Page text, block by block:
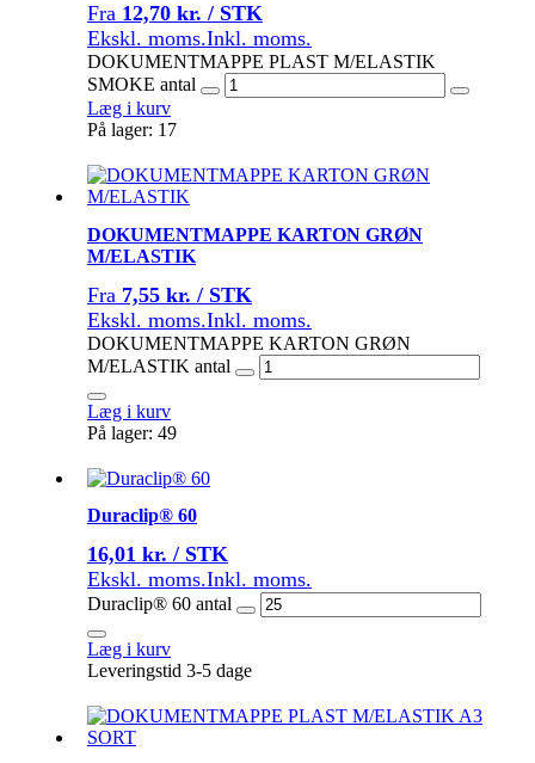
Fra 12,70 kr. / STK
Ekskl. moms.Inkl. moms.
DOKUMENTMAPPE PLAST M/ELASTIK
SMOKE antal
Læg i kurv
På lager: 17
DOKUMENTMAPPE KARTON GRØN
M/ELASTIK
Fra 7,55 kr. / STK
Ekskl. moms.Inkl. moms.
DOKUMENTMAPPE KARTON GRØN
M/ELASTIK antal
Læg i kurv
På lager: 49
Duraclip® 60
16,01 kr. / STK
Ekskl. moms.Inkl. moms.
Duraclip® 60 antal
Læg i kurv
Leveringstid 3-5 dage